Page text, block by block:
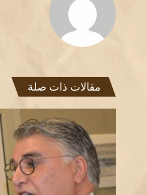
مقالات ذات صلة